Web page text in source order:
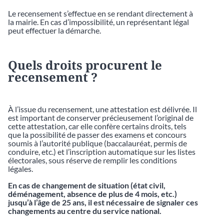
Le recensement s’effectue en se rendant directement à
la mairie. En cas d’impossibilité, un représentant légal
peut effectuer la démarche.
Quels droits procurent le
recensement ?
À l’issue du recensement, une attestation est délivrée. Il
est important de conserver précieusement l’original de
cette attestation, car elle confère certains droits, tels
que la possibilité de passer des examens et concours
soumis à l’autorité publique (baccalauréat, permis de
conduire, etc.) et l’inscription automatique sur les listes
électorales, sous réserve de remplir les conditions
légales.
En cas de changement de situation (état civil,
déménagement, absence de plus de 4 mois, etc.)
jusqu’à l’âge de 25 ans, il est nécessaire de signaler ces
changements au centre du service national.